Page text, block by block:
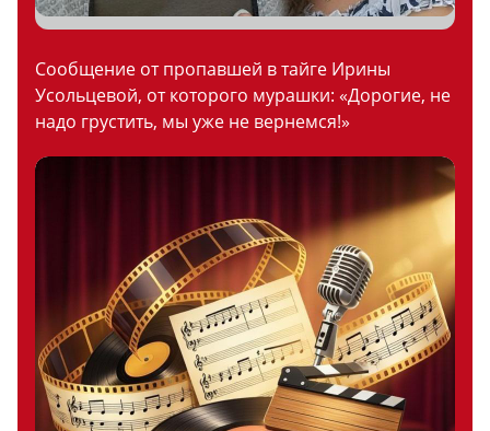
Сообщение от пропавшей в тайге Ирины
Усольцевой, от которого мурашки: «Дорогие, не
надо грустить, мы уже не вернемся!»